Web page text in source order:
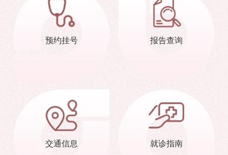
预约挂号 报告查询
交通信息 就诊指南